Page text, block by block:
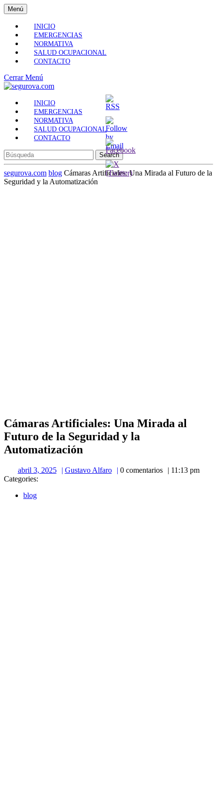
Skip
to
content
Skip
Content
MenúMenú
INICIO
EMERGENCIAS
NORMATIVA
SALUD OCUPACIONAL
CONTACTO
Cerrar Menú
Menú
INICIO
EMERGENCIAS
NORMATIVA
SALUD OCUPACIONAL
CONTACTO
Search
for:
segurova.com blog Cámaras Artificiales: Una Mirada al Futuro de la
Seguridad y la Automatización
Cámaras Artificiales: Una Mirada al
Futuro de la Seguridad y la
Automatización
abril 3, 2025
abril
Gustavo Alfaro
Gustavo
0 comentarios
11:13 pm
Categories:
blog